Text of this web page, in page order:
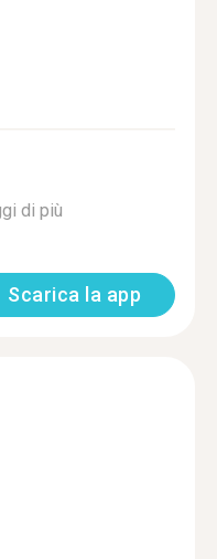
di più
Scarica la app